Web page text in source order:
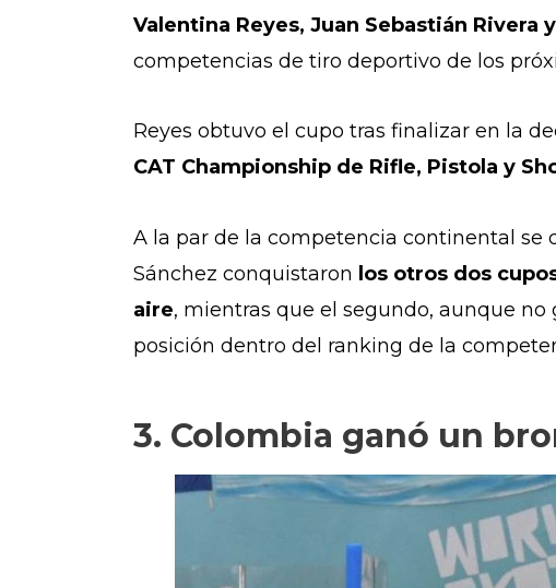
Valentina Reyes, Juan Sebastián Rivera
competencias de tiro deportivo de los
Reyes obtuvo el cupo tras finalizar en la
CAT Championship de Rifle, Pistola y
A la par de la competencia continental se
Sánchez conquistaron los otros dos
aire, mientras que el segundo, aunque
posición dentro del ranking de la
3. Colombia ganó un